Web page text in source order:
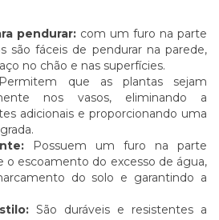
pendurar: com um furo na parte
são fáceis de pendurar na parede,
no chão e nas superfícies.
que as plantas sejam
nos vasos, eliminando a
adicionais e proporcionando uma
Possuem um furo na parte
o escoamento do excesso de água,
do solo e garantindo a
São duráveis e resistentes a